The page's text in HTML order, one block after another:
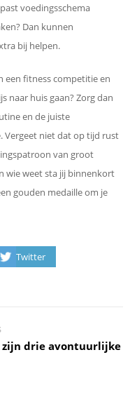
voedingsschema
Dan kunnen
bij helpen.
een fitness competitie en
naar huis gaan? Zorg dan
en de juiste
niet dat op tijd rust
van groot
wie weet sta jij binnenkort
gouden medaille om je
Twitter
zijn drie avontuurlijke